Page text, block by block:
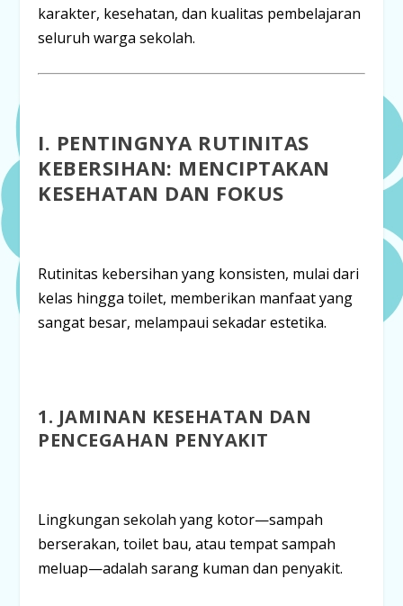
karakter, kesehatan, dan kualitas pembelajaran
seluruh warga sekolah.
I. PENTINGNYA RUTINITAS
KEBERSIHAN: MENCIPTAKAN
KESEHATAN DAN FOKUS
Rutinitas kebersihan yang konsisten, mulai dari
kelas hingga toilet, memberikan manfaat yang
sangat besar, melampaui sekadar estetika.
1. JAMINAN KESEHATAN DAN
PENCEGAHAN PENYAKIT
Lingkungan sekolah yang kotor—sampah
berserakan, toilet bau, atau tempat sampah
meluap—adalah sarang kuman dan penyakit.